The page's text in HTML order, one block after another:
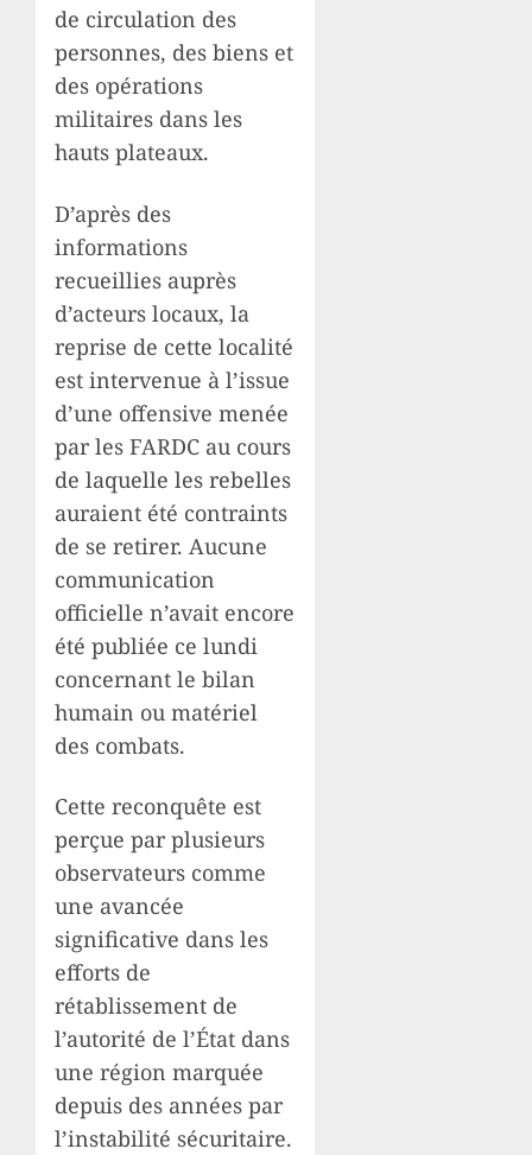
de circulation des
personnes, des biens et
des opérations
militaires dans les
hauts plateaux.
D’après des
informations
recueillies auprès
d’acteurs locaux, la
reprise de cette localité
est intervenue à l’issue
d’une offensive menée
par les FARDC au cours
de laquelle les rebelles
auraient été contraints
de se retirer. Aucune
communication
officielle n’avait encore
été publiée ce lundi
concernant le bilan
humain ou matériel
des combats.
Cette reconquête est
perçue par plusieurs
observateurs comme
une avancée
significative dans les
efforts de
rétablissement de
l’autorité de l’État dans
une région marquée
depuis des années par
l’instabilité sécuritaire.